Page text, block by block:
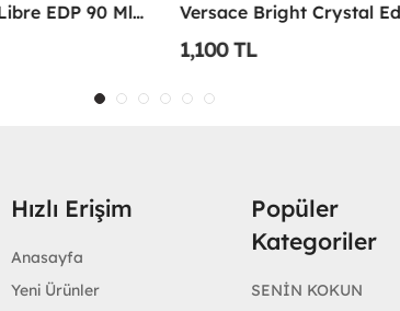
Yves Saint Laurent Libre EDP 90 Ml Kadın Parfüm - YSLL
1,100 TL
Hızlı Erişim
Anasayfa
Yeni Ürünler
Popüler
Kategoriler
SENİN KOKUN